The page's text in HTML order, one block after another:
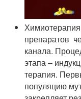
препаратов
канала.
этапа –
терапия.
популяцию